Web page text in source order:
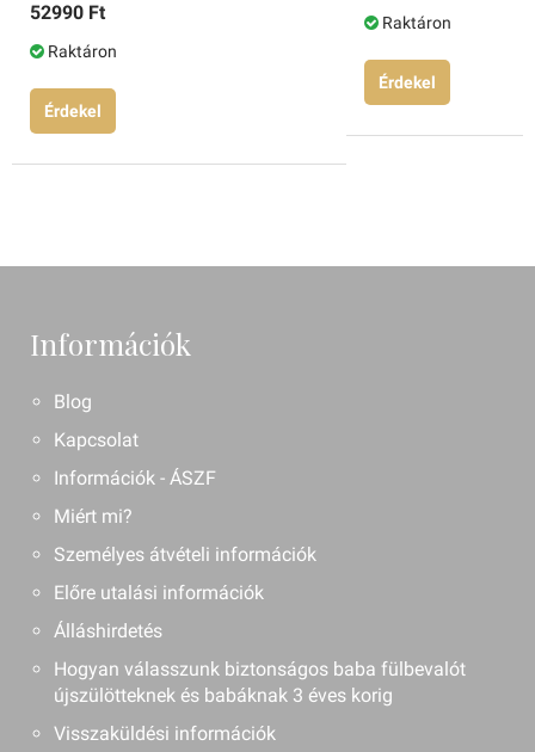
52990 Ft
Raktáron
Érdekel
Raktáron
Érdekel
Információk
Blog
Kapcsolat
Információk - ÁSZF
Miért mi?
Személyes átvételi információk
Előre utalási információk
Álláshirdetés
Hogyan válasszunk biztonságos baba fülbevalót
újszülötteknek és babáknak 3 éves korig
Visszaküldési információk